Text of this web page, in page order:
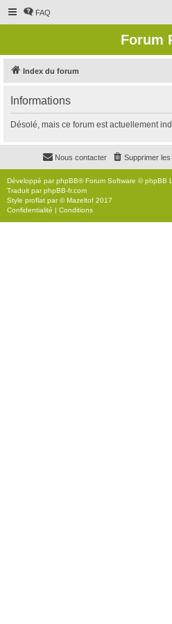
FAQ
Forum
Index du forum
Informations
Désolé, mais ce forum est actuellement
Supprimer
Nous contacter
Développé parphpBB® Forum Software © phpBB
Traduit parphpBB-fr.com
Style proflat par ©Mazeltof 2017
Confidentialité | Conditions